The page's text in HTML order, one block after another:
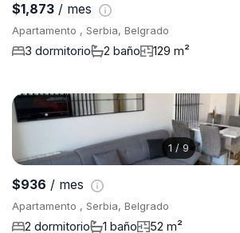
$1,873 / mes
Apartamento , Serbia, Belgrado
3 dormitorio 2 baño 129 m²
1 / 9
$936 / mes
Apartamento , Serbia, Belgrado
2 dormitorio 1 baño 52 m²